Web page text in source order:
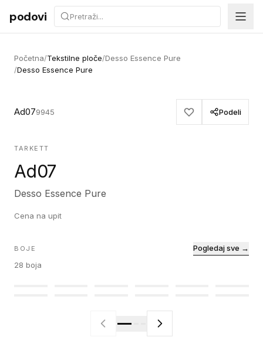
Preskoči na sadržaj
podovi
Početna/Tekstilne ploče/Desso Essence Pure
/Desso Essence Pure
Ad079945 Podeli
TARKETT
Ad07
Desso Essence Pure
Cena na upit
BOJE
28 boja
Pogledaj sve →